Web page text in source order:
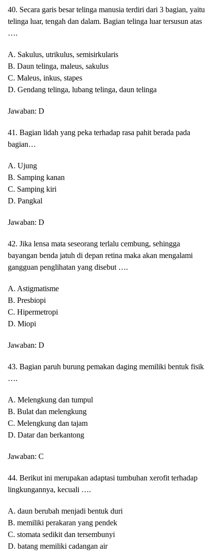
40. Secara garis besar telinga manusia terdiri dari 3 bagian, yaitu
telinga luar, tengah dan dalam. Bagian telinga luar tersusun atas
….
A. Sakulus, utrikulus, semisirkularis
B. Daun telinga, maleus, sakulus
C. Maleus, inkus, stapes
D. Gendang telinga, lubang telinga, daun telinga
Jawaban: D
41. Bagian lidah yang peka terhadap rasa pahit berada pada
bagian…
A. Ujung
B. Samping kanan
C. Samping kiri
D. Pangkal
Jawaban: D
42. Jika lensa mata seseorang terlalu cembung, sehingga
bayangan benda jatuh di depan retina maka akan mengalami
gangguan penglihatan yang disebut ….
A. Astigmatisme
B. Presbiopi
C. Hipermetropi
D. Miopi
Jawaban: D
43. Bagian paruh burung pemakan daging memiliki bentuk fisik
….
A. Melengkung dan tumpul
B. Bulat dan melengkung
C. Melengkung dan tajam
D. Datar dan berkantong
Jawaban: C
44. Berikut ini merupakan adaptasi tumbuhan xerofit terhadap
lingkungannya, kecuali ….
A. daun berubah menjadi bentuk duri
B. memiliki perakaran yang pendek
C. stomata sedikit dan tersembunyi
D. batang memiliki cadangan air